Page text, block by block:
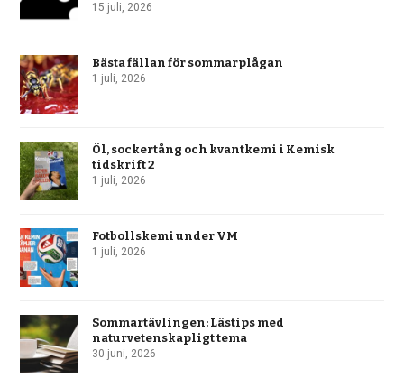
15 juli, 2026
Bästa fällan för sommarplågan
1 juli, 2026
Öl, sockertång och kvantkemi i Kemisk
tidskrift 2
1 juli, 2026
Fotbollskemi under VM
1 juli, 2026
Sommartävlingen: Lästips med
naturvetenskapligt tema
30 juni, 2026